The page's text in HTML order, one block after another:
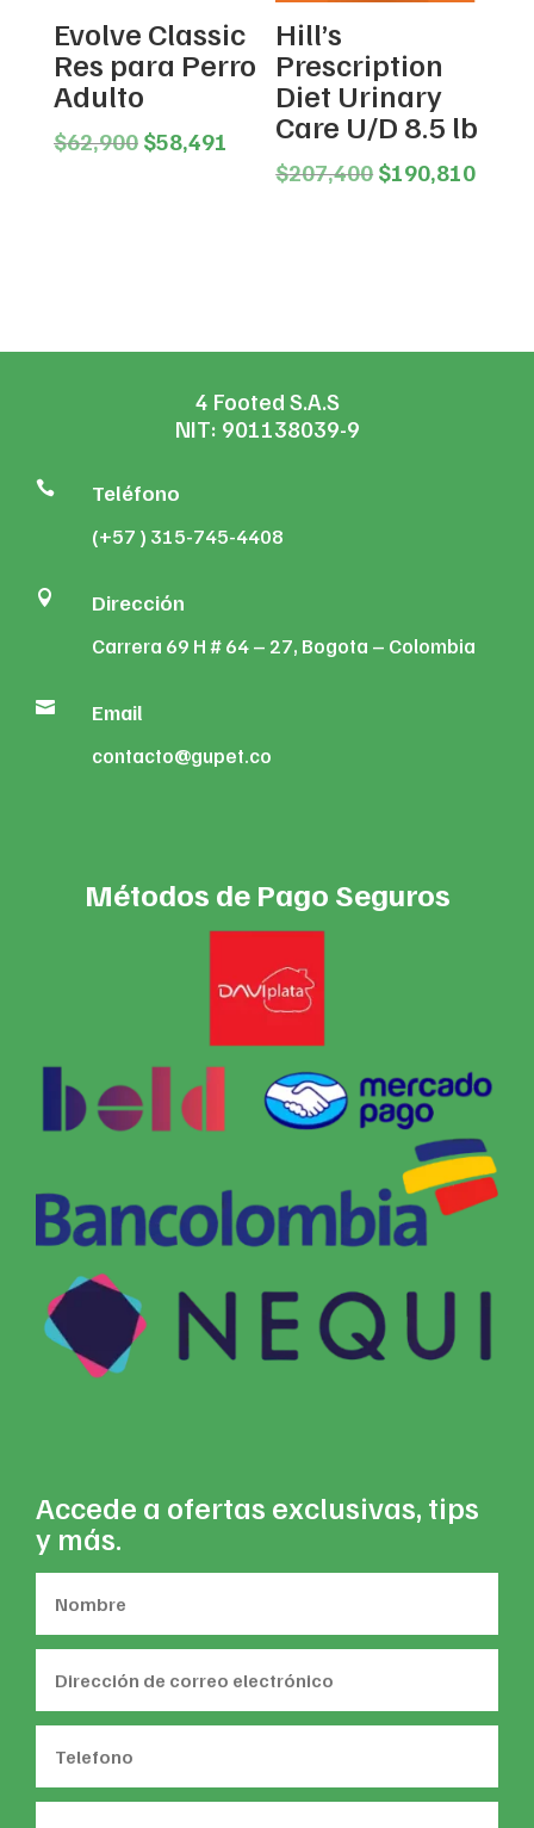
Evolve Classic
Res para Perro
Adulto
$62,900 Original
$58,491 Current
price
Hill’s
Prescription
Diet Urinary
Care U/D 8.5 lb
$207,400 Original
$190,810
4 Footed S.A.S
NIT: 901138039-9
 Teléfono
(+57 ) 315-745-4408
 Dirección
Carrera 69 H # 64 – 27, Bogota – Colombia
 Email
contacto@gupet.co
Métodos de Pago Seguros
Accede a ofertas exclusivas, tips
y más.